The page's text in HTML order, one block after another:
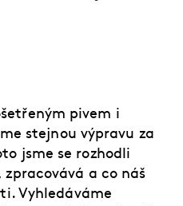
pivem i
stejnou výpravu za
jsme se rozhodli
a co náš
Vyhledáváme